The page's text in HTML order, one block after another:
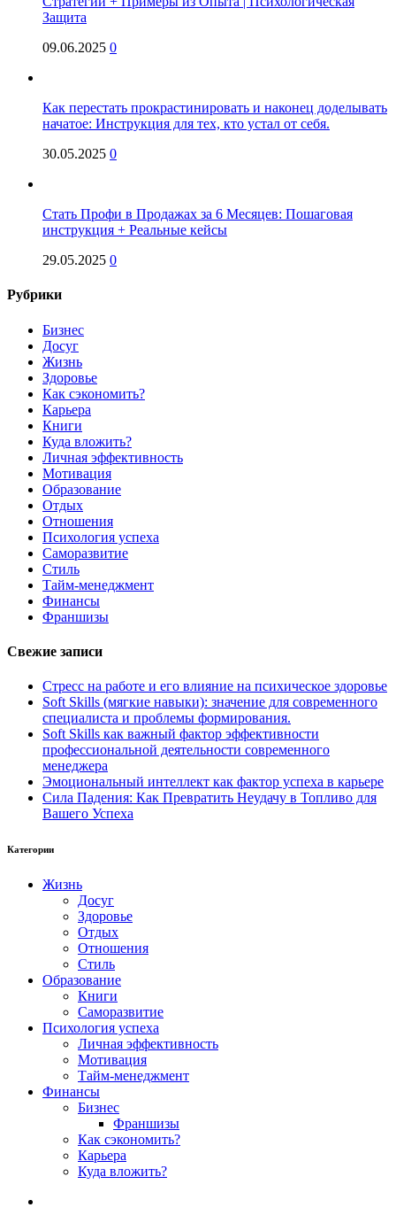
Защита
09.06.2025 0
Как перестать прокрастинировать и наконец доделывать
начатое: Инструкция для тех, кто устал от себя.
30.05.2025 0
Стать Профи в Продажах за 6 Месяцев: Пошаговая
инструкция + Реальные кейсы
29.05.2025 0
Рубрики
Бизнес
Досуг
Жизнь
Здоровье
Как сэкономить?
Карьера
Книги
Куда вложить?
Личная эффективность
Мотивация
Образование
Отдых
Отношения
Психология успеха
Саморазвитие
Стиль
Тайм-менеджмент
Финансы
Франшизы
Свежие записи
Стресс на работе и его влияние на психическое здоровье
Soft Skills (мягкие навыки): значение для современного
специалиста и проблемы формирования.
Soft Skills как важный фактор эффективности
профессиональной деятельности современного
менеджера
Эмоциональный интеллект как фактор успеха в карьере
Сила Падения: Как Превратить Неудачу в Топливо для
Вашего Успеха
Категории
Жизнь
Досуг
Здоровье
Отдых
Отношения
Стиль
Образование
Книги
Саморазвитие
Психология успеха
Личная эффективность
Мотивация
Тайм-менеджмент
Финансы
Бизнес
Франшизы
Как сэкономить?
Карьера
Куда вложить?